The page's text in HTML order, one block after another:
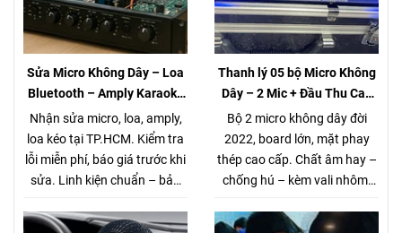
Sửa Micro Không Dây – Loa
Bluetooth – Amply Karaoke
– Loa Kéo Tại TP.HCM |
Kiểm Tra Miễn Phí
Nhận sửa micro, loa, amply,
loa kéo tại TP.HCM. Kiểm tra
lỗi miễn phí, báo giá trước khi
sửa. Linh kiện chuẩn – bảo
168 162.
Thanh lý 05 bộ Micro Không
Dây – 2 Mic + Đầu Thu Cao
cấp – Giá chỉ 980K
Bộ 2 micro không dây đời
2022, board lớn, mặt phay
thép cao cấp. Chất âm hay –
chống hú – kèm vali nhôm.
tại Võ Văn Tần, Q3.